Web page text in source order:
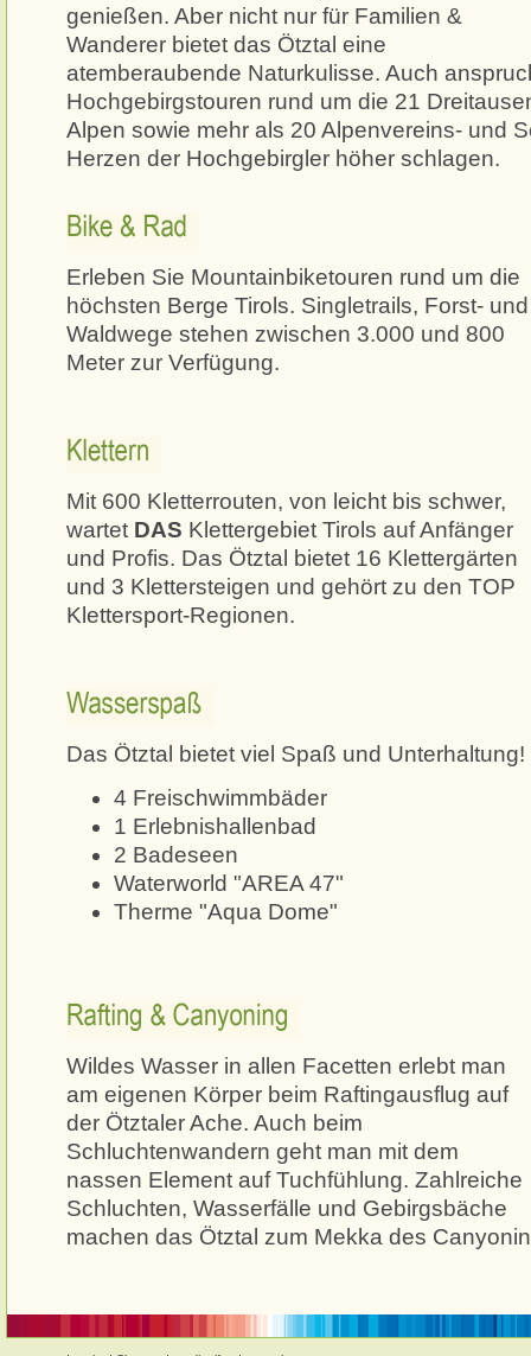
genießen. Aber nicht nur für Familien &
Wanderer bietet das Ötztal eine
atemberaubende Naturkulisse. Auch
Hochgebirgstouren rund um die 21
Alpen sowie mehr als 20 Alpenvereins- und
Herzen der Hochgebirgler höher schlagen.
Erleben Sie Mountainbiketouren rund um die
höchsten Berge Tirols. Singletrails, Forst- und
Waldwege stehen zwischen 3.000 und 800
Meter zur Verfügung.
Mit 600 Kletterrouten, von leicht bis schwer,
wartet DAS Klettergebiet Tirols auf Anfänger
und Profis. Das Ötztal bietet 16 Klettergärten
und 3 Klettersteigen und gehört zu den TOP
Klettersport-Regionen.
Das Ötztal bietet viel Spaß und Unterhaltung!
4 Freischwimmbäder
1 Erlebnishallenbad
2 Badeseen
Waterworld "AREA 47"
Therme "Aqua Dome"
Wildes Wasser in allen Facetten erlebt man
am eigenen Körper beim Raftingausflug auf
der Ötztaler Ache. Auch beim
Schluchtenwandern geht man mit dem
nassen Element auf Tuchfühlung. Zahlreiche
Schluchten, Wasserfälle und Gebirgsbäche
machen das Ötztal zum Mekka des